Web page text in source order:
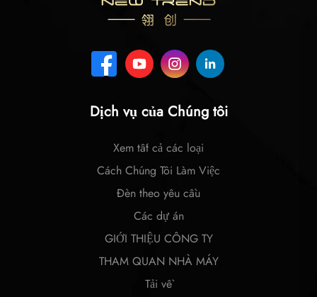
Dịch vụ của Chúng tôi
Xem tất cả các loại
Cách Chúng Tôi Làm Việc
Đèn theo yêu cầu
Các dự án
GIỚI THIỆU CÔNG TY
THAM QUAN NHÀ MÁY
Tải về